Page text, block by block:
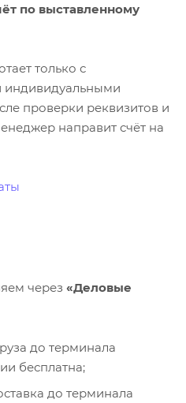
по выставленному
только с
проверки реквизитов и
направит счёт на
через «Деловые
до терминала
бесплатна;
до терминала